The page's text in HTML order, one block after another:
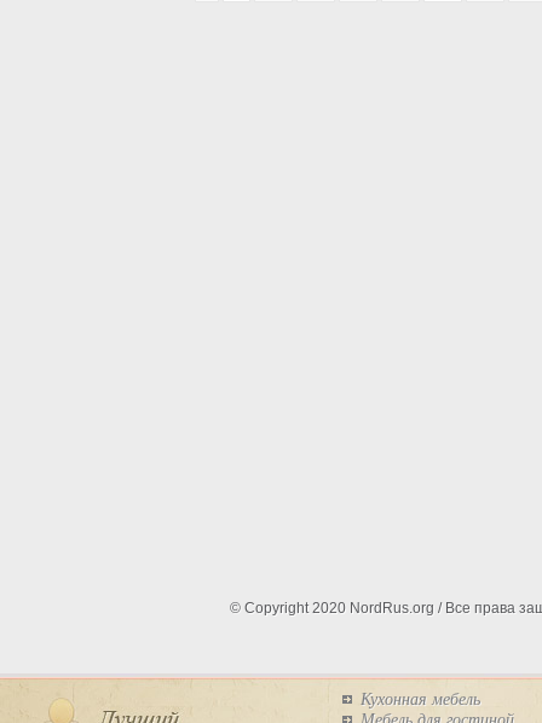
© Copyright 2020 NordRus.org / Все права
Кухонная мебель